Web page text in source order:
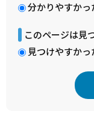
分かりやすかっ
このページは見
見つけやすかっ